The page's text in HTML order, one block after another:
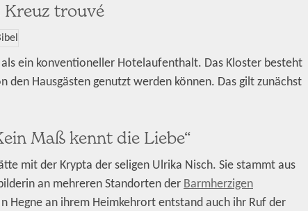
Kreuz trouvé
ein konventioneller Hotelaufenthalt. Das Kloster besteht
den Hausgästen genutzt werden können. Das gilt zunächst
Maß kennt die Liebe“
mit der Krypta der seligen Ulrika Nisch. Sie stammt aus
an mehreren Standorten der Barmherzigen
Hegne an ihrem Heimkehrort entstand auch ihr Ruf der